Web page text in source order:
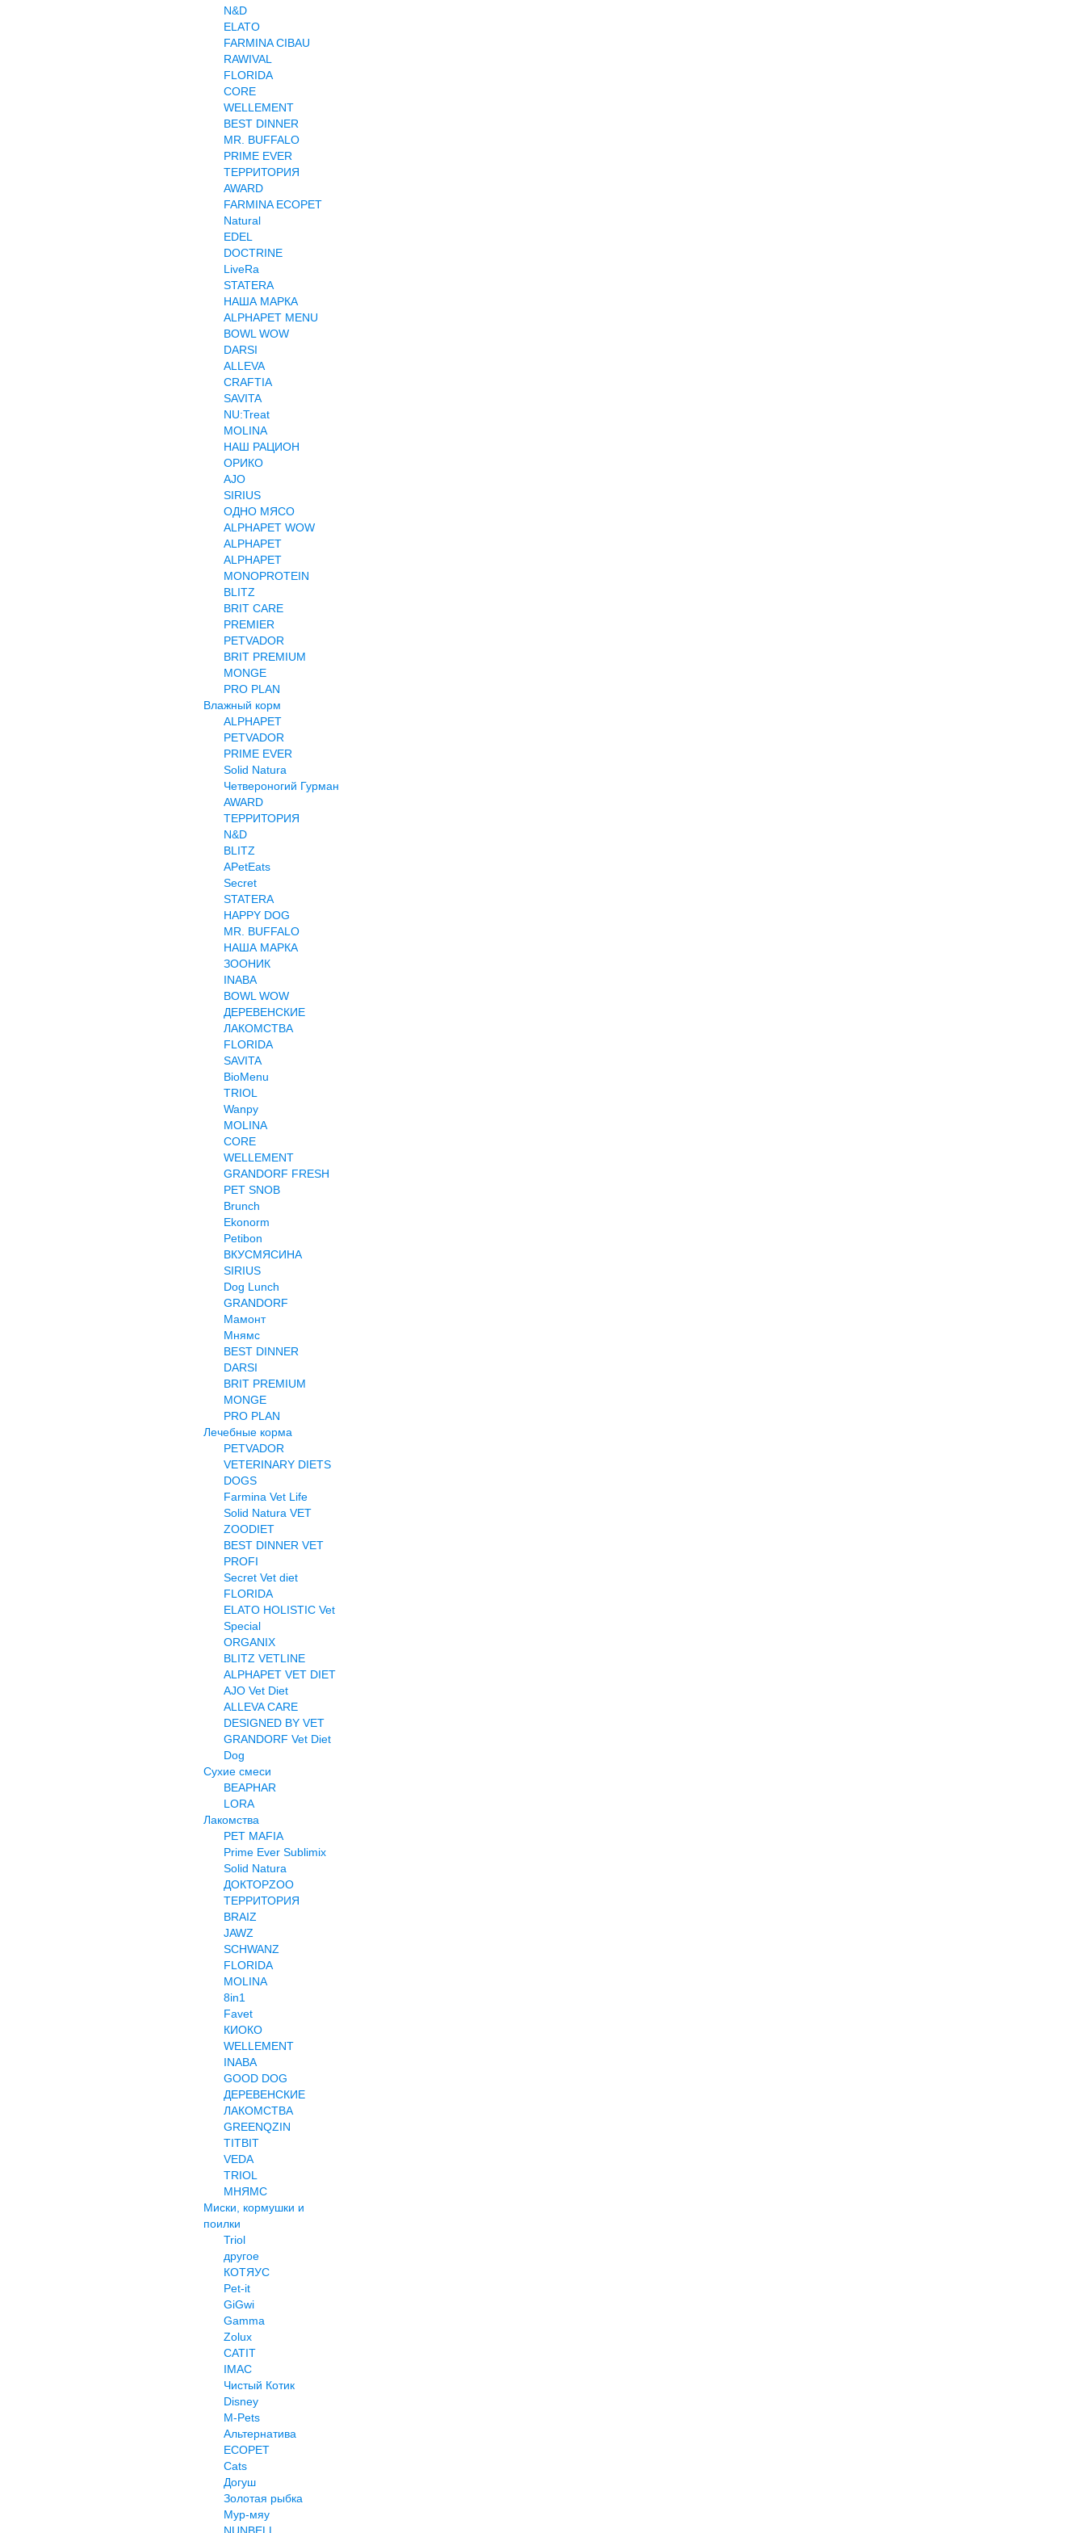
N&D
ELATO
FARMINA CIBAU
RAWIVAL
FLORIDA
CORE
WELLEMENT
BEST DINNER
MR. BUFFALO
PRIME EVER
ТЕРРИТОРИЯ
AWARD
FARMINA ECOPET
Natural
EDEL
DOCTRINE
LiveRa
STATERA
НАША МАРКА
ALPHAPET MENU
BOWL WOW
DARSI
ALLEVA
CRAFTIA
SAVITA
NU:Treat
MOLINA
НАШ РАЦИОН
ОРИКО
AJO
SIRIUS
ОДНО МЯСО
ALPHAPET WOW
ALPHAPET
ALPHAPET
MONOPROTEIN
BLITZ
BRIT CARE
PREMIER
PETVADOR
BRIT PREMIUM
MONGE
PRO PLAN
Влажный корм
ALPHAPET
PETVADOR
PRIME EVER
Solid Natura
Четвероногий Гурман
AWARD
ТЕРРИТОРИЯ
N&D
BLITZ
APetEats
Secret
STATERA
HAPPY DOG
MR. BUFFALO
НАША МАРКА
ЗООНИК
INABA
BOWL WOW
ДЕРЕВЕНСКИЕ
ЛАКОМСТВА
FLORIDA
SAVITA
BioMenu
TRIOL
Wanpy
MOLINA
CORE
WELLEMENT
GRANDORF FRESH
PET SNOB
Brunch
Ekonorm
Petibon
ВКУСМЯСИНА
SIRIUS
Dog Lunch
GRANDORF
Мамонт
Мнямс
BEST DINNER
DARSI
BRIT PREMIUM
MONGE
PRO PLAN
Лечебные корма
PETVADOR
VETERINARY DIETS
DOGS
Farmina Vet Life
Solid Natura VET
ZOODIET
BEST DINNER VET
PROFI
Secret Vet diet
FLORIDA
ELATO HOLISTIC Vet
Special
ORGANIX
BLITZ VETLINE
ALPHAPET VET DIET
AJO Vet Diet
ALLEVA CARE
DESIGNED BY VET
GRANDORF Vet Diet
Dog
Сухие смеси
BEAPHAR
LORA
Лакомства
PET MAFIA
Prime Ever Sublimix
Solid Natura
ДОКТОРZOO
ТЕРРИТОРИЯ
BRAIZ
JAWZ
SCHWANZ
FLORIDA
MOLINA
8in1
Favet
КИОКО
WELLEMENT
INABA
GOOD DOG
ДЕРЕВЕНСКИЕ
ЛАКОМСТВА
GREENQZIN
TITBIT
VEDA
TRIOL
МНЯМС
Миски, кормушки и
поилки
Triol
другое
КОТЯУС
Pet-it
GiGwi
Gamma
Zolux
CATIT
IMAC
Чистый Котик
Disney
M-Pets
Альтернатива
ECOPET
Cats
Догуш
Золотая рыбка
Мур-мяу